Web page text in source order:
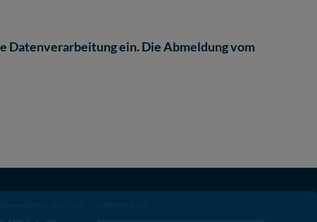
Datenverarbeitung ein. Die Abmeldung vom